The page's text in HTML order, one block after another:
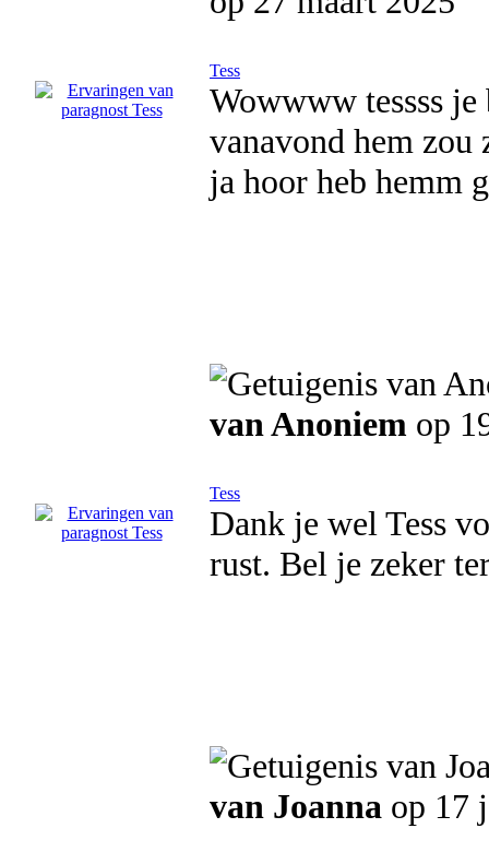
Tess
Wowwww tessss
vanavond hem zou
ja hoor heb hemm
van Anoniem op
Tess
Dank je wel Tess
rust. Bel je zeker
van Joanna op 17